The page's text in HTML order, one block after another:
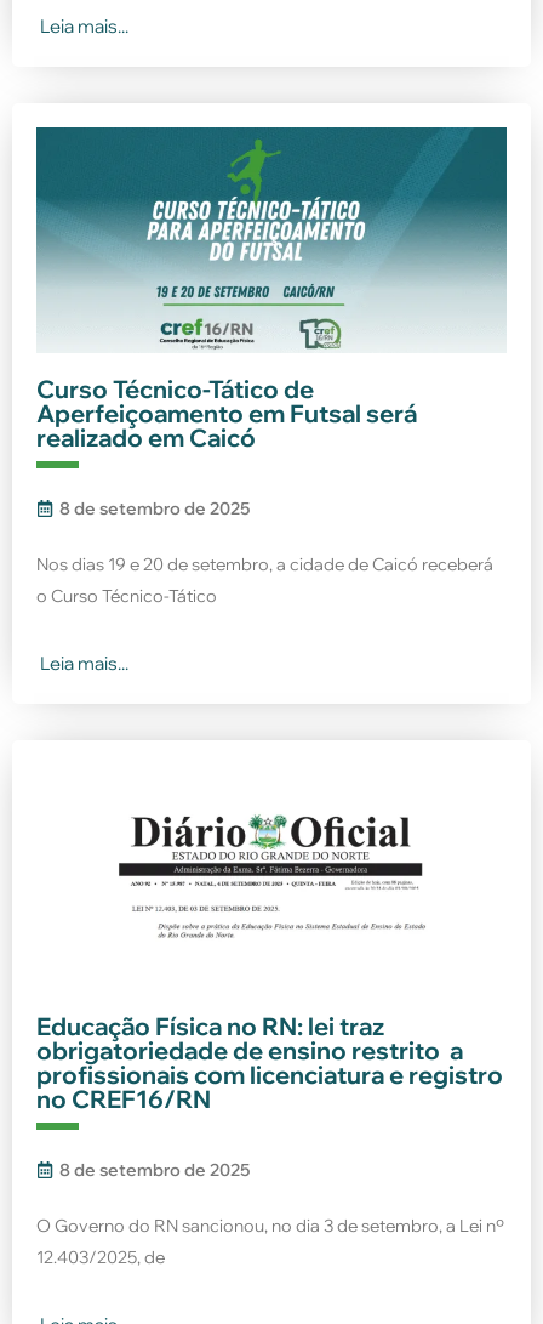
Leia mais...
Curso Técnico-Tático de
Aperfeiçoamento em Futsal será
realizado em Caicó
8 de setembro de 2025
Nos dias 19 e 20 de setembro, a cidade de Caicó receberá
o Curso Técnico-Tático
Leia mais...
Educação Física no RN: lei traz
obrigatoriedade de ensino restrito a
profissionais com licenciatura e registro
no CREF16/RN
8 de setembro de 2025
O Governo do RN sancionou, no dia 3 de setembro, a Lei nº
12.403/2025, de